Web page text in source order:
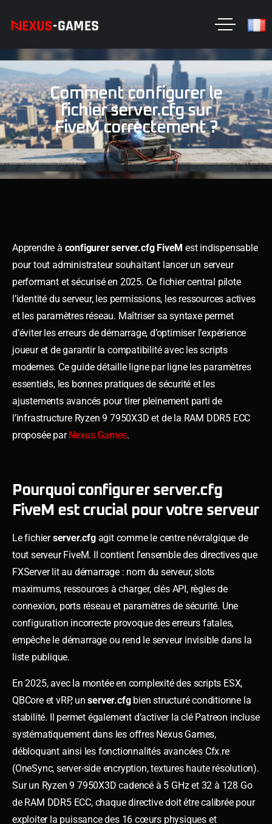
Comment configurer le
fichier server.cfg sur
FiveM correctement ?
Apprendre à configurer server.cfg FiveM est indispensable
pour tout administrateur souhaitant lancer un serveur
performant et sécurisé en 2025. Ce fichier central pilote
l’identité du serveur, les permissions, les ressources actives
et les paramètres réseau. Maîtriser sa syntaxe permet
d’éviter les erreurs de démarrage, d’optimiser l’expérience
joueur et de garantir la compatibilité avec les scripts
modernes. Ce guide détaille ligne par ligne les paramètres
essentiels, les bonnes pratiques de sécurité et les
ajustements avancés pour tirer pleinement parti de
l’infrastructure Ryzen 9 7950X3D et de la RAM DDR5 ECC
proposée parNexus Games.
Pourquoi configurer server.cfg
FiveM est crucial pour votre serveur
Le fichierserver.cfgagit comme le centre névralgique de
tout serveur FiveM. Il contient l’ensemble des directives que
FXServer lit au démarrage : nom du serveur, slots
maximums, ressources à charger, clés API, règles de
connexion, ports réseau et paramètres de sécurité. Une
configuration incorrecte provoque des erreurs fatales,
empêche le démarrage ou rend le serveur invisible dans la
liste publique.
En 2025, avec la montée en complexité des scripts ESX,
QBCore et vRP, unserver.cfgbien structuré conditionne la
stabilité. Il permet également d’activer la clé Patreon incluse
systématiquement dans les offres Nexus Games,
débloquant ainsi les fonctionnalités avancées Cfx.re
(OneSync, server-side encryption, textures haute résolution).
Sur un Ryzen 9 7950X3D cadencé à 5 GHz et 32 à 128 Go
de RAM DDR5 ECC, chaque directive doit être calibrée pour
exploiter la puissance des 16 cœurs physiques et